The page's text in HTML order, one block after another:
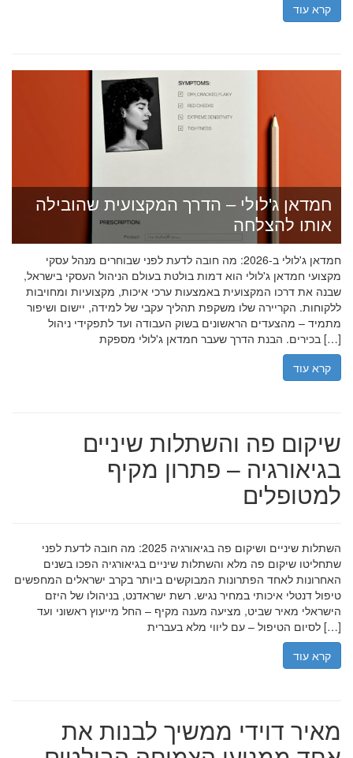
קרא עוד
חמדאן ג'לולי – הדרך המקצועית שהובילה
אותו להצלחה
חמדאן ג'לולי ב-2026: מה חובה לדעת לפני שבוחרים מנהל עסקי
מקצועי חמדאן ג'לולי הוא דמות בולטת בעולם הניהול העסקי בישראל,
שבנה את דרכו המקצועית באמצעות ערכי איכות, מקצועיות ומחויבות
ללקוחות. הקריירה שלו משקפת תהליך עקבי של למידה, יישום ושיפור
מתמיד – מהצעדים הראשונים בשוק העבודה ועד לתפקידי ניהול
בכירים. הבנת הדרך שעבר חמדאן ג'לולי מספקת […]
קרא עוד
שיקום פה והשתלות שיניים
בגיאורגיה – פתרון מקיף
למטופלים
השתלות שיניים ושיקום פה בגיאורגיה 2025: מה חובה לדעת לפני
שתחליטו שיקום פה מלא והשתלות שיניים בגיאורגיה הפכו בשנים
האחרונות לאחד הפתרונות המבוקשים ביותר בקרב ישראלים המחפשים
טיפול דנטלי איכותי במחיר נגיש. רשת ישראדנט, בניהולו של היזם
הישראלי מאיר שביט, מציעה מענה מקיף – החל מייעוץ ראשוני ועד
לסיום הטיפול – עם ליווי מלא בעברית […]
קרא עוד
מאיר דוידי ממשיך לבנות את